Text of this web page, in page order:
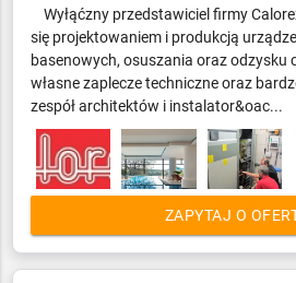
Wyłąćzny przedstawiciel firmy
się projektowaniem i produkcją
basenowych, osuszania oraz odzysku
własne zaplecze techniczne oraz
zespół architektów i instalator&oac...
ZAPYTAJ O